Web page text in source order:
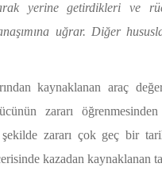
yerine getirdikleri ve
uğrar. Diğer
kaynaklanan araç
zararı
şekilde zararı çok geç bir
kazadan kaynaklanan